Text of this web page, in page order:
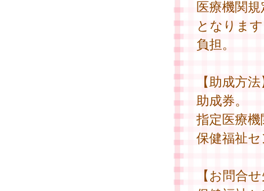
医療機関
となりま
負担。
【助成方法
助成券。
指定医療
保健福祉セ
【お問合せ